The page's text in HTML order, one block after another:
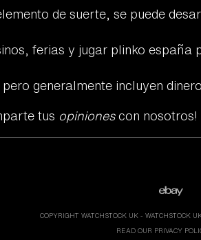
de suerte, se puede
ferias y jugar plinko españa
generalmente incluyen
tus opinionescon nosotros!
COPYRIGHT WATCHSTOCK UK - WATCHSTOCK
READ OUR PRIVACY